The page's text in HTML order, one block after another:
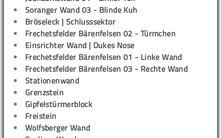
Soranger Wand 03 - Blinde Kuh
Bröseleck | Schlusssektor
Frechetsfelder Bärenfelsen 02 - Türmchen
Einsrichter Wand | Dukes Nose
Frechetsfelder Bärenfelsen 01 - Linke Wand
Frechetsfelder Bärenfelsen 03 - Rechte Wand
Stationenwand
Grenzstein
Gipfelstürmerblock
Freistein
Wolfsberger Wand